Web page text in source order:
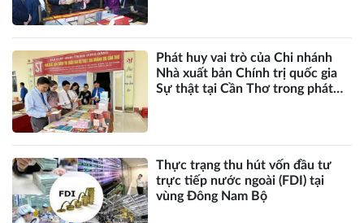
Phát huy vai trò của Chi nhánh
Nhà xuất bản Chính trị quốc gia
Sự thật tại Cần Thơ trong phát
Thực trạng thu hút vốn đầu tư
trực tiếp nước ngoài (FDI) tại
vùng Đông Nam Bộ